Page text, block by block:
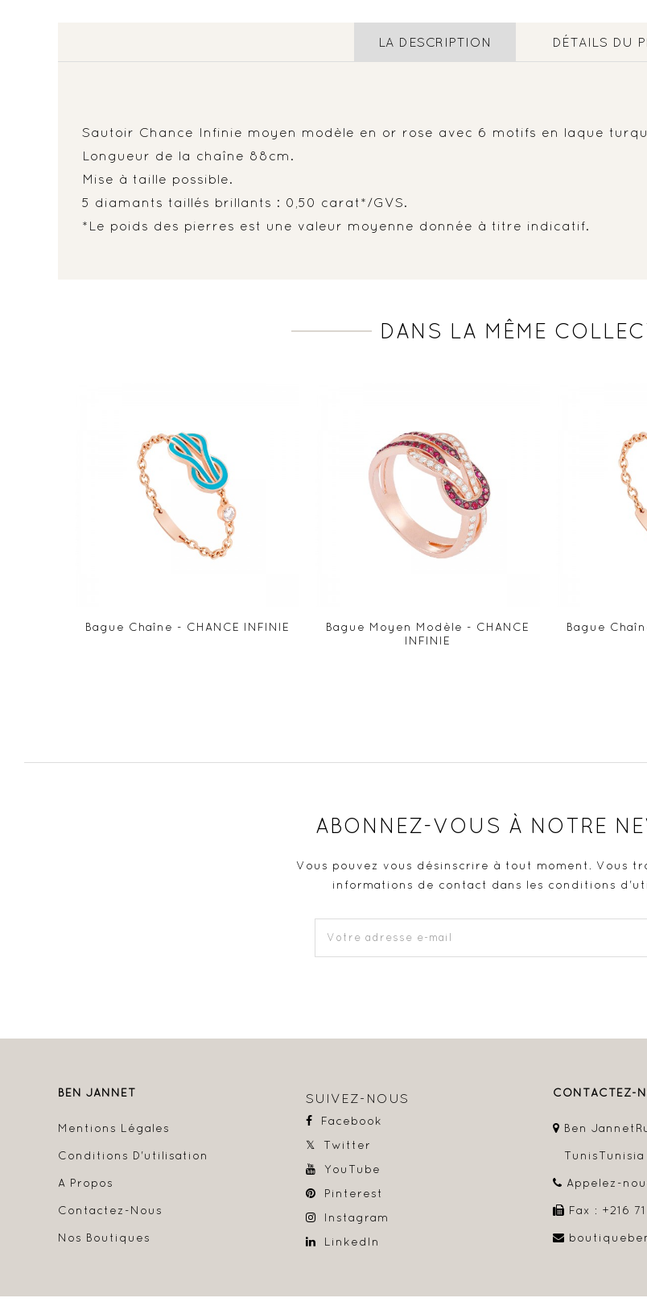
LA DESCRIPTION DÉTAILS DU
Sautoir Chance Infinie moyen modèle en or rose avec 6 motifs en laque
Longueur de la chaîne 88cm.
Mise à taille possible.
5 diamants taillés brillants : 0,50 carat*/GVS.
*Le poids des pierres est une valeur moyenne donnée à titre indicatif.
DANS LA MÊME
Bague Chaîne - CHANCE INFINIE
Bague Moyen Modèle - CHANCE
INFINIE
Bague
ABONNEZ-VOUS À NOTRE
Vous pouvez vous désinscrire à tout moment. Vous
informations de contact dans les conditions
BEN JANNET
Mentions Légales
Conditions D'utilisation
A Propos
Contactez-Nous
Nos Boutiques
SUIVEZ-NOUS
Facebook
Twitter
YouTube
Pinterest
Instagram
LinkedIn
CONTACTEZ-
Ben Jannet
TunisTunisia
Appelez-
Fax : +216